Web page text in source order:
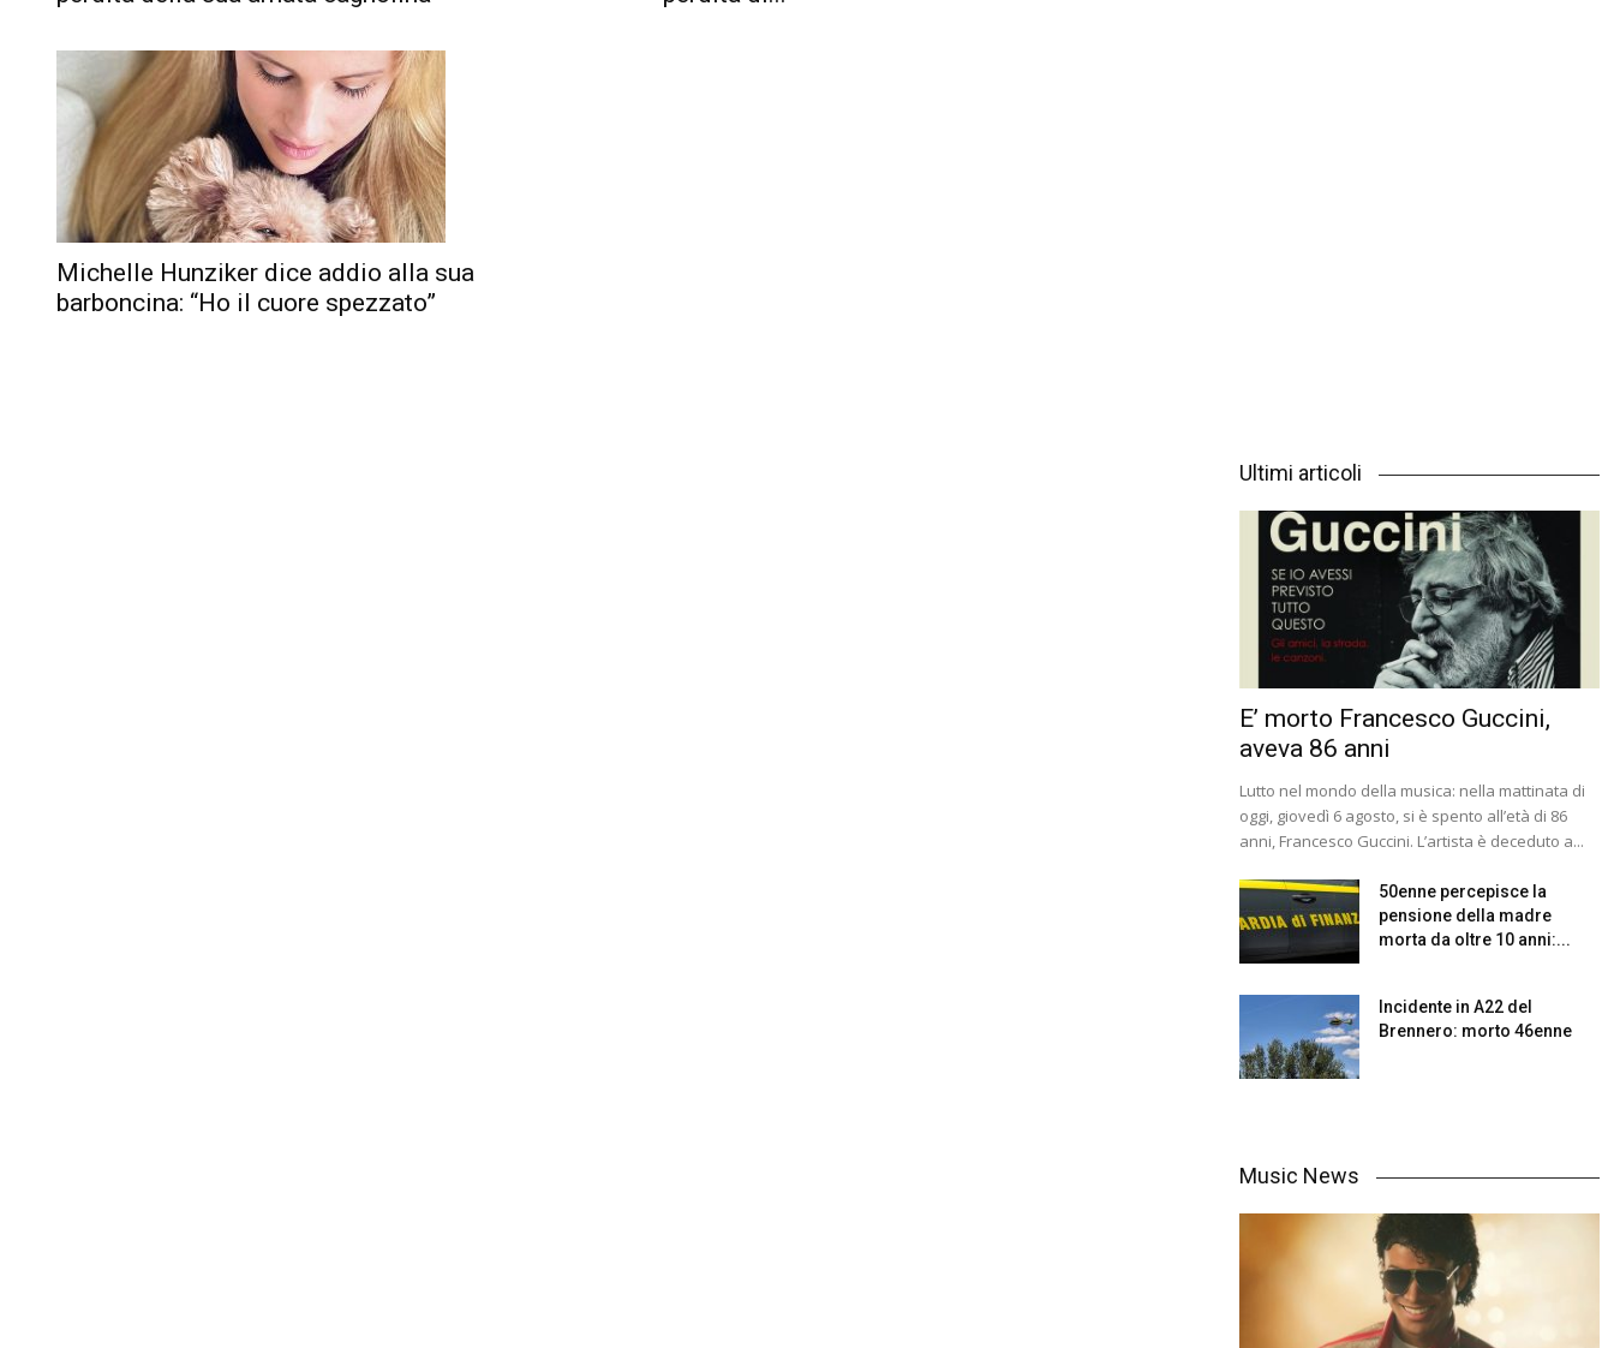
Michelle Hunziker dice addio alla sua
barboncina: “Ho il cuore spezzato”
Ultimi articoli
E’ morto Francesco Guccini,
aveva 86 anni
Lutto nel mondo della musica: nella mattinata di
oggi, giovedì 6 agosto, si è spento all’età di 86
anni, Francesco Guccini. L’artista è deceduto a...
50enne percepisce la
pensione della madre
morta da oltre 10 anni:...
Incidente in A22 del
Brennero: morto 46enne
Music News